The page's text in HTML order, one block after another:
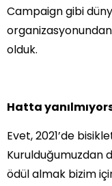
Campaign gibi
olduk.
Hatta
Evet, 2021’de
Kurulduğumuzdan
ödül almak bizim